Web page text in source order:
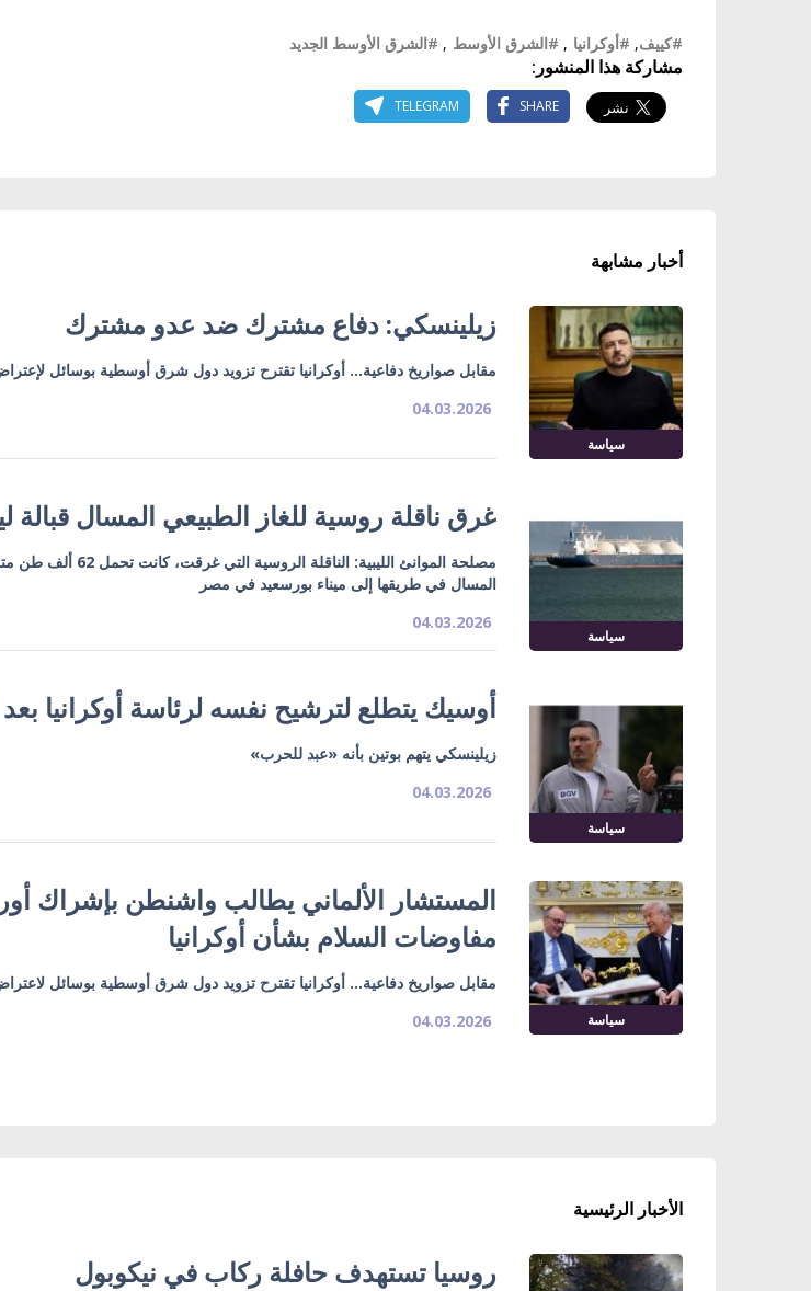
#كييف, #أوكرانيا , #الشرق الأوسط , #الشرق الأوسط الجديد
مشاركة هذا المنشور:
SHARE
TELEGRAM
أخبار مشابهة
سياسة
زيلينسكي: دفاع مشترك ضد عدو مشترك
مقابل صواريخ دفاعية... أوكرانيا تقترح تزويد دول شرق أوسطية بوسائل
04.03.2026
سياسة
غرق ناقلة روسية للغاز الطبيعي المسال قبالة
مصلحة الموانئ الليبية: الناقلة
المسال في طريقها إلى ميناء بورسعيد في مصر
04.03.2026
سياسة
أوسيك يتطلع لترشيح نفسه لرئاسة أوكرانيا بعد
زيلينسكي يتهم بوتين بأنه «عبد للحرب»
04.03.2026
سياسة
المستشار الألماني يطالب واشنطن بإشراك
مفاوضات السلام بشأن أوكرانيا
مقابل صواريخ دفاعية... أوكرانيا تقترح تزويد دول شرق أوسطية بوسائل
04.03.2026
الأخبار الرئيسية
روسيا تستهدف حافلة ركاب في نيكوبول